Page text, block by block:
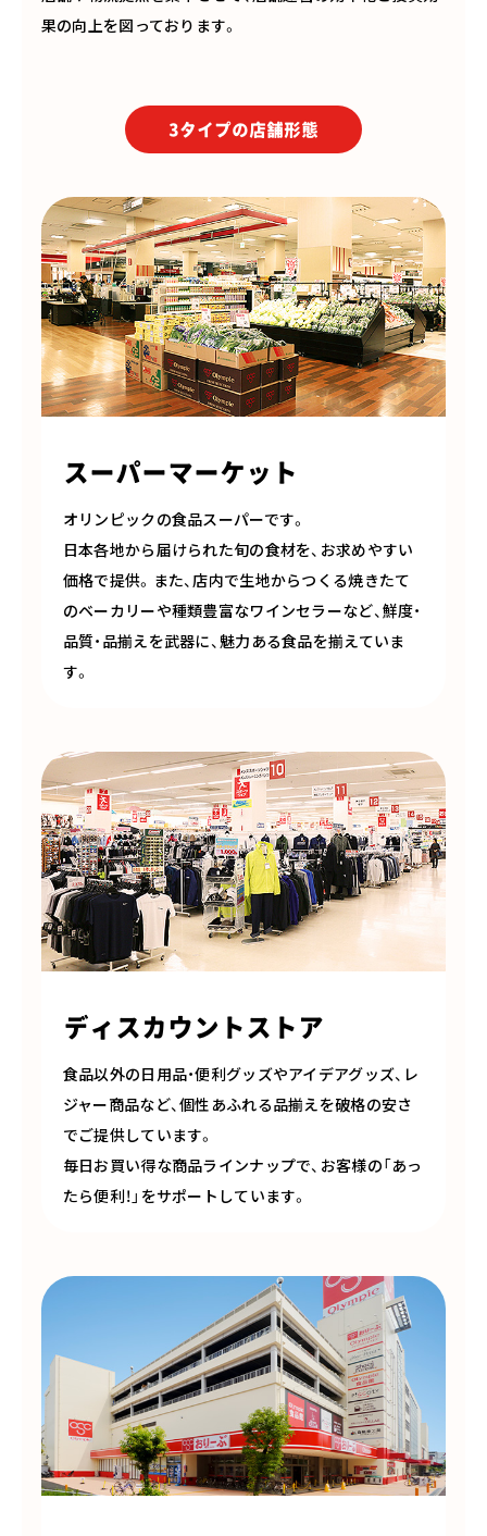
果の向上を図っております。
3タイプの店舗形態
スーパーマーケット
オリンピックの食品スーパーです。
日本各地から届けられた旬の食材を、お求めやすい
価格で提供。また、店内で生地からつくる焼きたて
のベーカリーや種類豊富なワインセラーなど、鮮度・
品質・品揃えを武器に、魅力ある食品を揃えていま
す。
ディスカウントストア
食品以外の日用品・便利グッズやアイデアグッズ、レ
ジャー商品など、個性あふれる品揃えを破格の安さ
でご提供しています。
毎日お買い得な商品ラインナップで、お客様の「あっ
たら便利！」をサポートしています。